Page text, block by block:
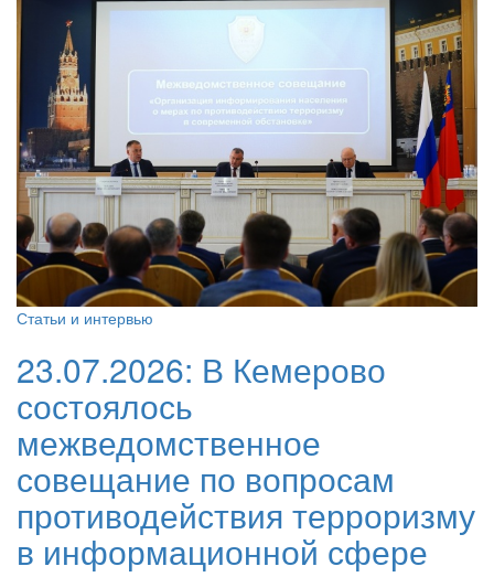
Статьи и интервью
23.07.2026: В Кемерово
состоялось
межведомственное
совещание по вопросам
противодействия терроризму
в информационной сфере